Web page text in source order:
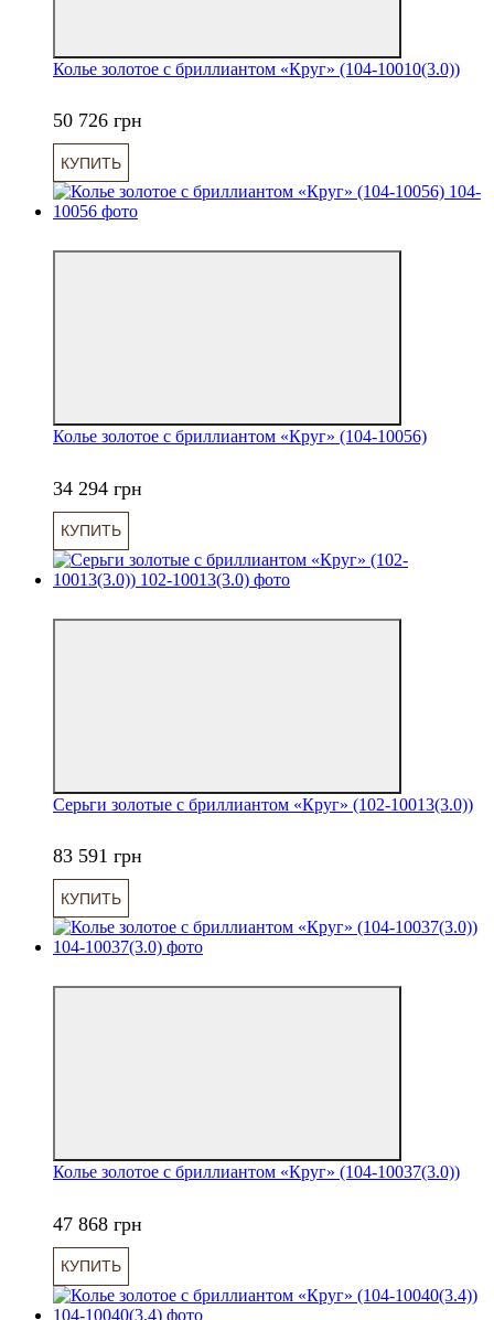
Колье золотое с бриллиантом «Круг» (104-10010(3.0))
50 726 грн
КУПИТЬ
Колье золотое с бриллиантом «Круг» (104-10056)
34 294 грн
КУПИТЬ
Серьги золотые с бриллиантом «Круг» (102-10013(3.0))
83 591 грн
КУПИТЬ
Колье золотое с бриллиантом «Круг» (104-10037(3.0))
47 868 грн
КУПИТЬ